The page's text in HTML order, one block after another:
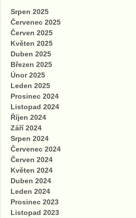
Srpen 2025
Červenec 2025
Červen 2025
Květen 2025
Duben 2025
Březen 2025
Únor 2025
Leden 2025
Prosinec 2024
Listopad 2024
Říjen 2024
Září 2024
Srpen 2024
Červenec 2024
Červen 2024
Květen 2024
Duben 2024
Leden 2024
Prosinec 2023
Listopad 2023